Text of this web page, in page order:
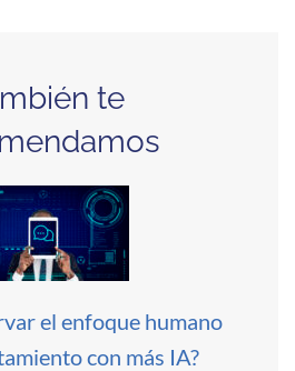
te
el enfoque humano
con más IA?